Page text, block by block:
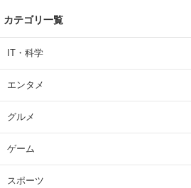
カテゴリ一覧
IT・科学
エンタメ
グルメ
ゲーム
スポーツ